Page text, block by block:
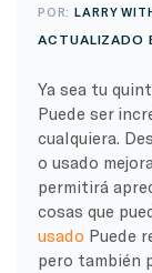
POR:LARRY
ACTUALIZADO
Ya sea tu
Puede ser
cualquiera.
o usado
permitirá
cosas que
usado Puede
pero también